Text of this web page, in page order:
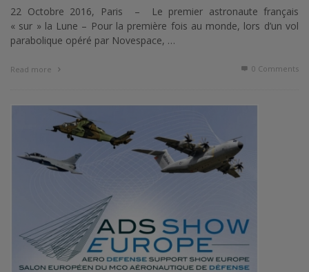
22 Octobre 2016, Paris – Le premier astronaute français
« sur » la Lune – Pour la première fois au monde, lors d’un vol
parabolique opéré par Novespace, …
Read more 0 Comments